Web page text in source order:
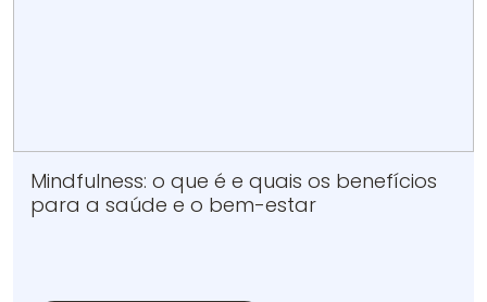
Mindfulness: o que é e quais os benefícios
para a saúde e o bem-estar